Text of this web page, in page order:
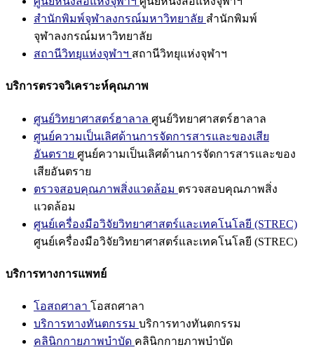
สำนักพิมพ์จุฬาลงกรณ์มหาวิทยาลัย สำนักพิมพ์
จุฬาลงกรณ์มหาวิทยาลัย
สถานีวิทยุแห่งจุฬาฯ สถานีวิทยุแห่งจุฬาฯ
บริการตรวจวิเคราะห์คุณภาพ
ศูนย์วิทยาศาสตร์ฮาลาล ศูนย์วิทยาศาสตร์ฮาลาล
ศูนย์ความเป็นเลิศด้านการจัดการสารและของเสีย
อันตราย ศูนย์ความเป็นเลิศด้านการจัดการสารและของ
เสียอันตราย
ตรวจสอบคุณภาพสิ่งแวดล้อม ตรวจสอบคุณภาพสิ่ง
แวดล้อม
ศูนย์เครื่องมือวิจัยวิทยาศาสตร์และเทคโนโลยี (STREC)
ศูนย์เครื่องมือวิจัยวิทยาศาสตร์และเทคโนโลยี (STREC)
บริการทางการแพทย์
โอสถศาลา โอสถศาลา
บริการทางทันตกรรม บริการทางทันตกรรม
คลินิกกายภาพบำบัด คลินิกกายภาพบำบัด